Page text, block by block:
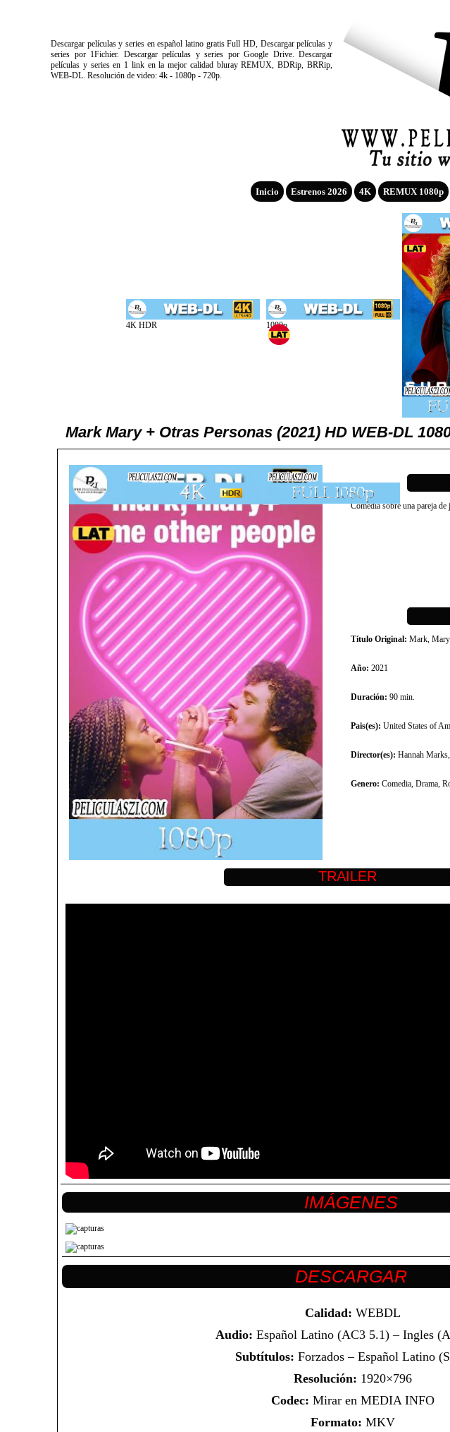
Descargar películas y series en español latino gratis Full HD, Descargar películas y
series por 1Fichier. Descargar películas y series por Google Drive. Descargar
películas y series en 1 link en la mejor calidad bluray REMUX, BDRip, BRRip,
WEB-DL. Resolución de video: 4k - 1080p - 720p.
Inicio Estrenos 2026 4K REMUX 1080p
Mark Mary + Otras Personas (2021) HD WEB-DL
Comedia sobre una pareja
Título Original: Mark, Mary
Año: 2021
Duración: 90 min.
Pais(es): United States of
Director(es): Hannah Marks,
Genero: Comedia, Drama,
Calidad: WEBDL
Audio: Español Latino (AC3 5.1) – Ingles
Subtítulos: Forzados – Español Latino
Resolución: 1920×796
Codec: Mirar en MEDIA INFO
Formato: MKV